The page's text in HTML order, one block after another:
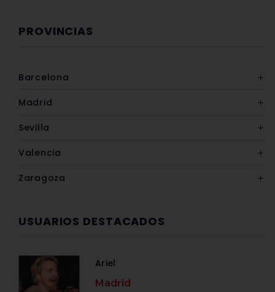
PROVINCIAS
Barcelona
Madrid
Sevilla
Valencia
Zaragoza
USUARIOS DESTACADOS
Ariel
Madrid